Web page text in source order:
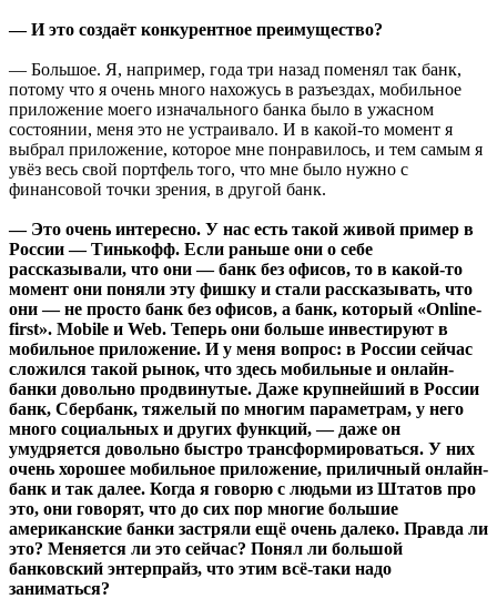
— И это создаёт конкурентное преимущество?
— Большое. Я, например, года три назад поменял так банк,
потому что я очень много нахожусь в разъездах, мобильное
приложение моего изначального банка было в ужасном
состоянии, меня это не устраивало. И в какой-то момент я
выбрал приложение, которое мне понравилось, и тем самым я
увёз весь свой портфель того, что мне было нужно с
финансовой точки зрения, в другой банк.
— Это очень интересно. У нас есть такой живой пример в
России — Тинькофф. Если раньше они о себе
рассказывали, что они — банк без офисов, то в какой-то
момент они поняли эту фишку и стали рассказывать, что
они — не просто банк без офисов, а банк, который «Online-
first». Mobile и Web. Теперь они больше инвестируют в
мобильное приложение. И у меня вопрос: в России сейчас
сложился такой рынок, что здесь мобильные и онлайн-
банки довольно продвинутые. Даже крупнейший в России
банк, Сбербанк, тяжелый по многим параметрам, у него
много социальных и других функций, — даже он
умудряется довольно быстро трансформироваться. У них
очень хорошее мобильное приложение, приличный онлайн-
банк и так далее. Когда я говорю с людьми из Штатов про
это, они говорят, что до сих пор многие большие
американские банки застряли ещё очень далеко. Правда ли
это? Меняется ли это сейчас? Понял ли большой
банковский энтерпрайз, что этим всё-таки надо
заниматься?